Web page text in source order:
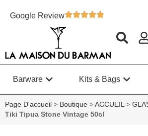
Google Review
Barware Kits & Bags
Page D'accueil > Boutique > ACCUEIL>
Tiki Tipua Stone Vintage 50cl